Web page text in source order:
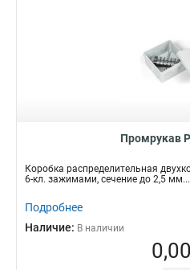
Промрукав
Коробка распределительная
6-кл. зажимами, сечение до 2,5 мм...
Подробнее
Наличие: В наличии